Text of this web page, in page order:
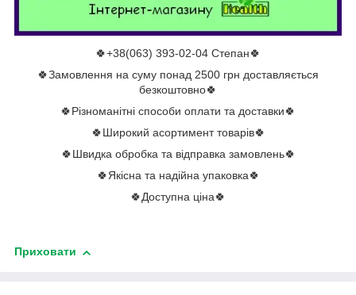
🍀+38(063) 393-02-04 Степан🍀
🍀Замовлення на суму понад 2500 грн доставляється
безкоштовно🍀
🍀Різноманітні способи оплати та доставки🍀
🍀Широкий асортимент товарів🍀
🍀Швидка обробка та відправка замовлень🍀
🍀Якісна та надійна упаковка🍀
🍀Доступна ціна🍀
Приховати